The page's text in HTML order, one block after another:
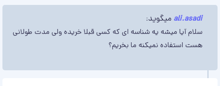
ali.asadi میگوید:
سلام آیا میشه یه شناسه ای که کسی قبلا خریده ولی مدت طولانی
هست استفاده نمیکنه ما بخریم؟